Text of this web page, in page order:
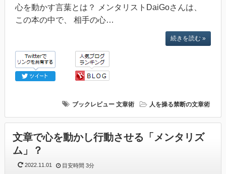
心を動かす言葉とは？ メンタリストDaiGoさんは、
この本の中で、 相手の心…
続きを読む »
ブックレビュー 文章術 人を操る禁断の文章術
文章で心を動かし行動させる「メンタリズ
ム」？
2022.11.01 目安時間 3分